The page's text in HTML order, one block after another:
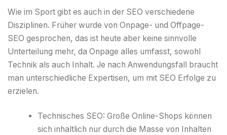
Wie im Sport gibt es auch in der SEO verschiedene
Disziplinen. Früher wurde von Onpage- und Offpage-
SEO gesprochen, das ist heute aber keine sinnvolle
Unterteilung mehr, da Onpage alles umfasst, sowohl
Technik als auch Inhalt. Je nach Anwendungsfall braucht
man unterschiedliche Expertisen, um mit SEO Erfolge zu
erzielen.
Technisches SEO: Große Online-Shops können
sich inhaltlich nur durch die Masse von Inhalten